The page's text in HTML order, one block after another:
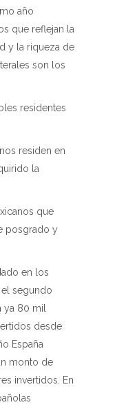
año
que reflejan la
y la riqueza de
son los
residentes
residen en
la
que
posgrado y
en los
segundo
ya 80 mil
desde
España
monto de
invertidos. En